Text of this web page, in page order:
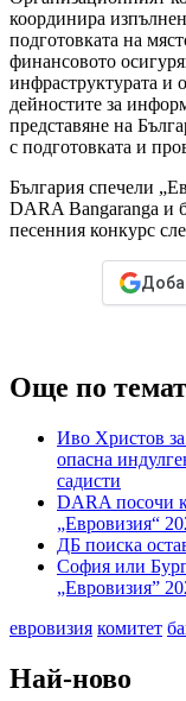
координира
подготовката на
финансовото
инфраструктурата и
дейностите за
представяне на
с подготовката и
България спечели
DARA Bangaranga и
песенния конкурс
Още по
Иво Христов
опасна
садисти
DARA посочи
„Евровизия“
ДБ поиска
София или
„Евровизия”
евровизия комитет
Най-ново